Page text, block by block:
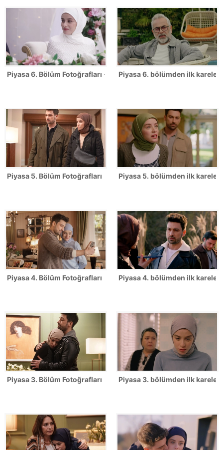
Piyasa 6. Bölüm Fotoğrafları - FİNALPiyasa 6. bölümden ilk kareler!
Piyasa 5. Bölüm Fotoğrafları Piyasa 5. bölümden ilk kareler!
Piyasa 4. Bölüm Fotoğrafları Piyasa 4. bölümden ilk kareler!
Piyasa 3. Bölüm Fotoğrafları Piyasa 3. bölümden ilk kareler!